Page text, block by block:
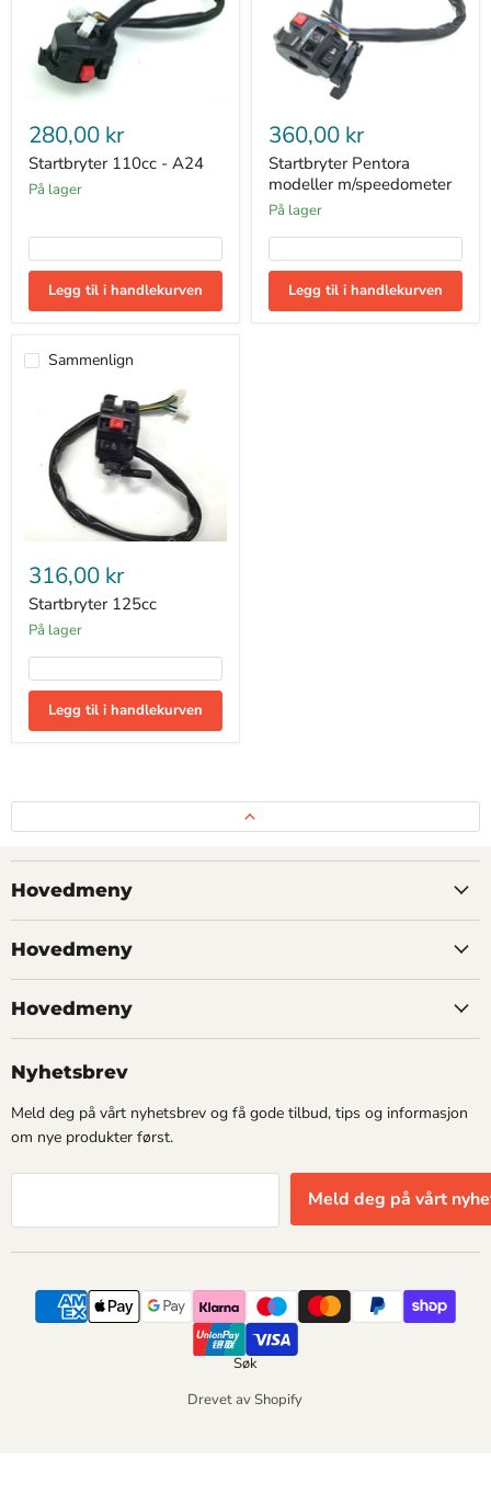
110cc
A24
280,00 kr
Startbryter 110cc - A24
På lager
Legg til i handlekurven
Pentora
modeller
m/speedometer
360,00 kr
Startbryter Pentora
modeller m/speedometer
På lager
Legg til i handlekurven
Sammenlign
125cc
316,00 kr
Startbryter 125cc
På lager
Legg til i handlekurven
Hovedmeny
Hovedmeny
Hovedmeny
Nyhetsbrev
Meld deg på vårt nyhetsbrev og få gode tilbud, tips og informasjon
om nye produkter først.
Meld deg på vårt
Søk
Drevet av Shopify